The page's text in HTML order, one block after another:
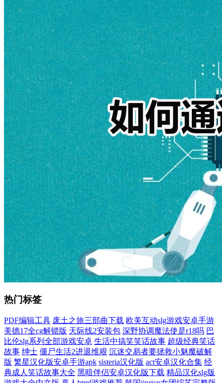
热门标签
PDF编辑工具 废土之旅三部曲下载 欧美互动slg游戏安卓手游
美德17全cg解锁版 天际线2安装包 深野协调魔法使是r18吗 巴
比伦slg系列全部游戏安卓 生活中搞笑笑话故事 超级经典笑话
故事 绅士 僵尸生活2进退维艰 沉迷交易者要拯救小魅魔破解
版 繁星汉化版安卓手游apk sisteria汉化版 act安卓汉化合集 经
典成人笑话故事大全 黑暗伴侣安卓汉化版下载 精品汉化slg版